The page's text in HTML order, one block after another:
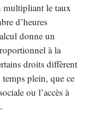
multipliant le taux
d’heures
donne un
à la
droits diffèrent
plein, que ce
ou l’accès à